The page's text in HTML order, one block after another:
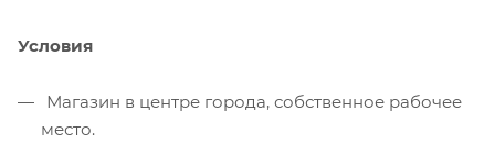
Условия
Магазин в центре города, собственное рабочее
место.